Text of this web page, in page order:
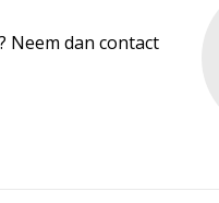
Neem dan contact